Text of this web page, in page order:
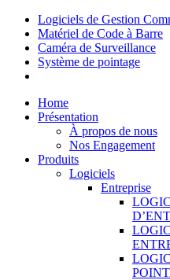
Logiciels de Gestion
Matériel de Code à Barre
Caméra de Surveillance
Système de pointage
Home
Présentation
À propos de nous
Nos Engagement
Produits
Logiciels
Entreprise